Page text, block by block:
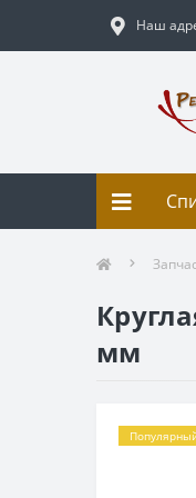
Наш
мм